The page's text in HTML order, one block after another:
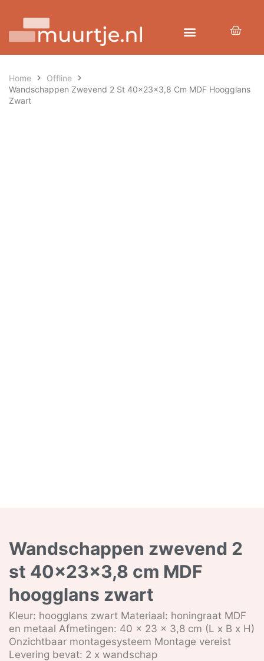
Home
Offline
Wandschappen Zwevend 2 St 40x23x3,8 Cm MDF Hoogglans
Zwart
Wandschappen zwevend 2
st 40x23x3,8 cm MDF
hoogglans zwart
Kleur: hoogglans zwart Materiaal: honingraat MDF
en metaal Afmetingen: 40 x 23 x 3,8 cm (L x B x H)
Onzichtbaar montagesysteem Montage vereist
Levering bevat: 2 x wandschap